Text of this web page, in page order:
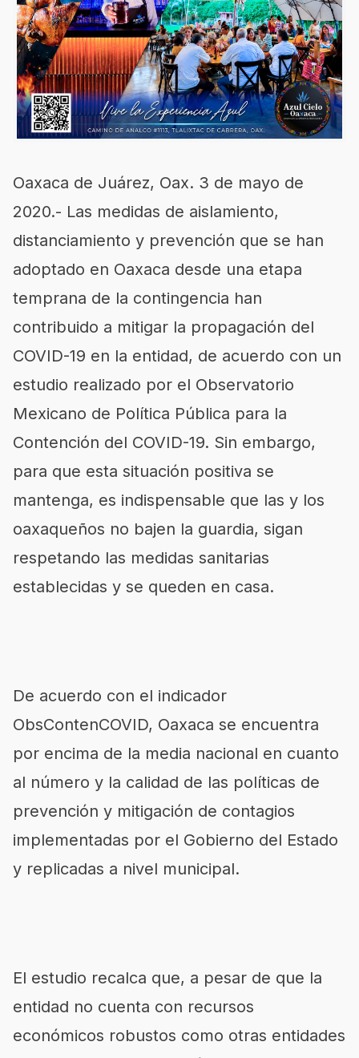
Oaxaca de Juárez, Oax. 3 de mayo de
2020.- Las medidas de aislamiento,
distanciamiento y prevención que se han
adoptado en Oaxaca desde una etapa
temprana de la contingencia han
contribuido a mitigar la propagación del
COVID-19 en la entidad, de acuerdo con un
estudio realizado por el Observatorio
Mexicano de Política Pública para la
Contención del COVID-19. Sin embargo,
para que esta situación positiva se
mantenga, es indispensable que las y los
oaxaqueños no bajen la guardia, sigan
respetando las medidas sanitarias
establecidas y se queden en casa.
De acuerdo con el indicador
ObsContenCOVID, Oaxaca se encuentra
por encima de la media nacional en cuanto
al número y la calidad de las políticas de
prevención y mitigación de contagios
implementadas por el Gobierno del Estado
y replicadas a nivel municipal.
El estudio recalca que, a pesar de que la
entidad no cuenta con recursos
económicos robustos como otras entidades